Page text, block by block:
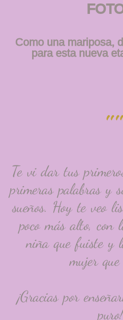
Como una mariposa,
para esta nueva
""
Te vi dar tus
primeras palabras y
sueños. Hoy te veo
poco más alto,
niña que fuiste y
mujer que
¡Gracias por
puro!